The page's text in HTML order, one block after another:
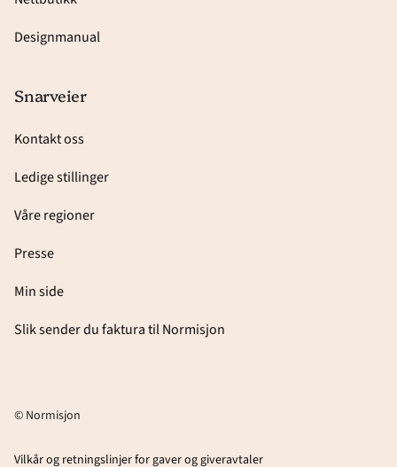
Designmanual
Snarveier
Kontakt oss
Ledige stillinger
Våre regioner
Presse
Min side
Slik sender du faktura til Normisjon
© Normisjon
Vilkår og retningslinjer for gaver og giveravtaler